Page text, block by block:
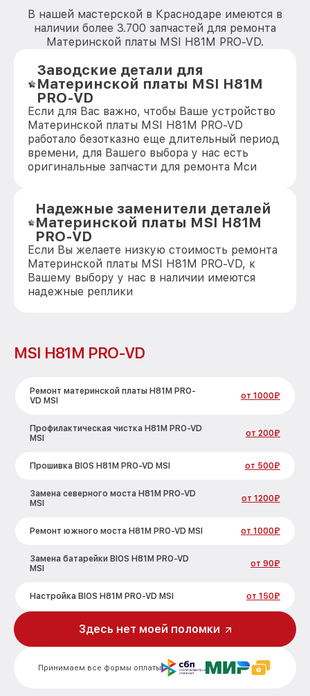
В нашей мастерской в Краснодаре имеются в
наличии более 3.700 запчастей для ремонта
Материнской платы MSI H81M PRO-VD.
Заводские детали для
Материнской платы MSI H81M
PRO-VD
Если для Вас важно, чтобы Ваше устройство
Материнской платы MSI H81M PRO-VD
работало безотказно еще длительный период
времени, для Вашего выбора у нас есть
оригинальные запчасти для ремонта Мси
Надежные заменители деталей
Материнской платы MSI H81M
PRO-VD
Если Вы желаете низкую стоимость ремонта
Материнской платы MSI H81M PRO-VD, к
Вашему выбору у нас в наличии имеются
надежные реплики
MSI H81M PRO-VD
Ремонт материнской платы H81M PRO-
VD MSI
от 1000₽
Профилактическая чистка H81M PRO-VD
MSI
от 200₽
Прошивка BIOS H81M PRO-VD MSI от 500₽
Замена северного моста H81M PRO-VD
MSI
от 1200₽
Ремонт южного моста H81M PRO-VD MSI от 1000₽
Замена батарейки BIOS H81M PRO-VD
MSI
от 90₽
Настройка BIOS H81M PRO-VD MSI от 150₽
Принимаем все формы оплаты
Здесь нет моей поломки